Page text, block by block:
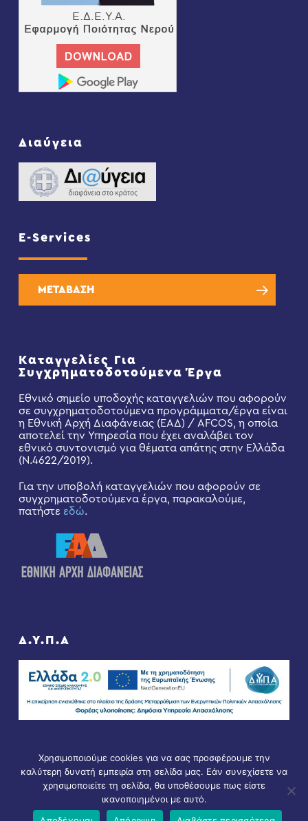
Διαύγεια
E-Services
ΜΕΤΑΒΑΣΗ
Καταγγελίες Για
Συγχρηματοδοτούμενα Έργα
Εθνικό σημείο υποδοχής καταγγελιών που αφορούν
σε συγχρηματοδοτούμενα προγράμματα/έργα είναι
η Εθνική Αρχή Διαφάνειας (ΕΑΔ) / AFCOS, η οποία
αποτελεί την Υπηρεσία που έχει αναλάβει τον
εθνικό συντονισμό για θέματα απάτης στην Ελλάδα
(Ν.4622/2019).
Για την υποβολή καταγγελιών που αφορούν σε
συγχρηματοδοτούμενα έργα, παρακαλούμε,
πατήστε εδώ.
Δ.Υ.Π.Α
© Copyright 2021 - All Rights Reserved. D & D by
Χρησιμοποιούμε cookies για να σας προσφέρουμε την
καλύτερη δυνατή εμπειρία στη σελίδα μας. Εάν συνεχίσετε να
χρησιμοποιείτε τη σελίδα, θα υποθέσουμε πως είστε
ικανοποιημένοι με αυτό.